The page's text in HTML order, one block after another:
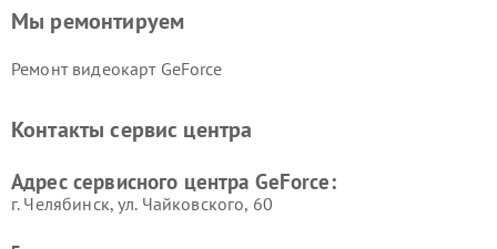
Мы ремонтируем
Ремонт видеокарт GeForce
Контакты сервис центра
Адрес сервисного центра GeForce:
г. Челябинск, ул. Чайковского, 60